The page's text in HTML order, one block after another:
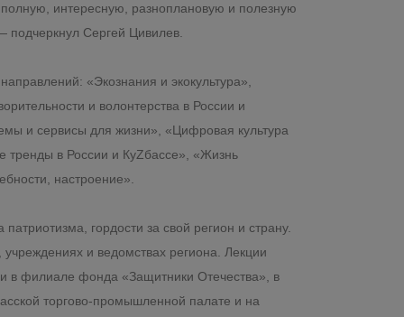
интересную, разноплановую и полезную
Сергей Цивилев.
«Экознания и экокультура»,
и волонтерства в России и
и сервисы для жизни», «Цифровая культура
тренды в России и КуZбассе», «Жизнь
настроение».
гордости за свой регион и страну.
и ведомствах региона. Лекции
в филиале фонда «Защитники Отечества», в
торгово-промышленной палате и на